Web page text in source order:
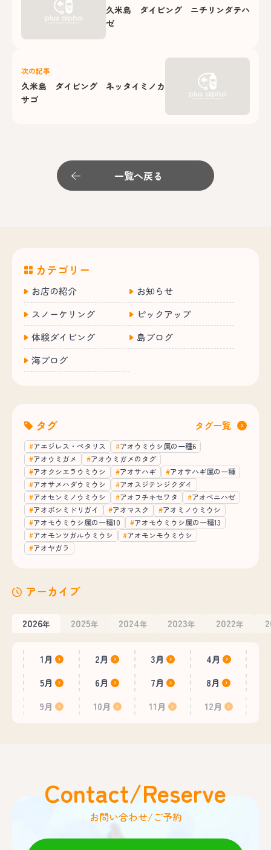
久米島 ダイビング ニチリンダテハ
ゼ
次の記事
久米島 ダイビング ネッタイミノカ
サゴ
一覧へ戻る
カテゴリー
お店の紹介
お知らせ
スノーケリング
ピックアップ
体験ダイビング
島ブログ
海ブログ
タグ タグ一覧
アエジレス・ペタリス
アオウミウシ属の一種6
アオウミガメ
アオウミガメのタグ
アオクシエラウミウシ
アオサハギ
アオサハギ属の一種
アオサメハダウミウシ
アオスジテンジクダイ
アオセンミノウミウシ
アオフチキセワタ
アオベニハゼ
アオボシミドリガイ
アオマスク
アオミノウミウシ
アオモウミウシ属の一種10
アオモウミウシ属の一種13
アオモンツガルウミウシ
アオモンモウミウシ
アオヤガラ
アーカイブ
2026年 2025年 2024年 2023年 2022年
1月 2月 3月
4月
5月
6月 7月
8月
9月
10月 11月 12月
Contact/Reserve
お問い合わせ/ご予約